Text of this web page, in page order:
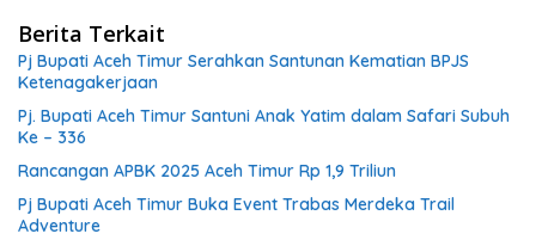
Berita Terkait
Pj Bupati Aceh Timur Serahkan Santunan Kematian BPJS
Ketenagakerjaan
Pj. Bupati Aceh Timur Santuni Anak Yatim dalam Safari Subuh
Ke – 336
Rancangan APBK 2025 Aceh Timur Rp 1,9 Triliun
Pj Bupati Aceh Timur Buka Event Trabas Merdeka Trail
Adventure